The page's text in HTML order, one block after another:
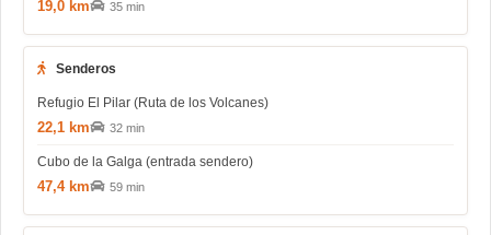
19,0 km 35 min
Senderos
Refugio El Pilar (Ruta de los Volcanes)
22,1 km 32 min
Cubo de la Galga (entrada sendero)
47,4 km 59 min